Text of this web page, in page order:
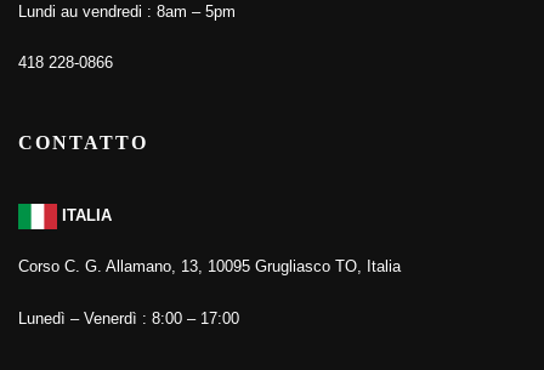
Lundi au vendredi : 8am – 5pm
418 228-0866
CONTATTO
ITALIA
Corso C. G. Allamano, 13, 10095 Grugliasco TO, Italia
Lunedì – Venerdì : 8:00 – 17:00